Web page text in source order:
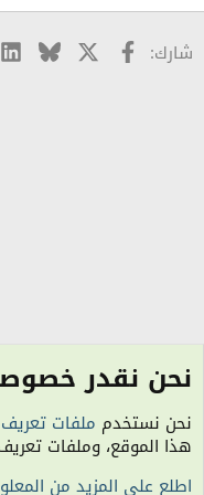
شارك: Facebook
X
منتدى الترحيب والمناسبات
الكوكيز
نحن نقدر
نحن نستخدم ملفات تعريف
هذا الموقع، وملفات تعريف
اطلع على المزيد من